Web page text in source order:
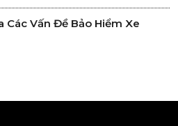
Các Vấn Đề Bảo Hiểm Xe